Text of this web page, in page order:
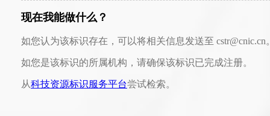
现在我能做什么？
如您认为该标识存在，可以将相关信息发送至 cstr@cnic.cn
如您是该标识的所属机构，请确保该标识已完成注册。
从科技资源标识服务平台尝试检索。